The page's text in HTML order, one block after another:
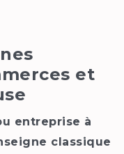
et
entreprise à
classique